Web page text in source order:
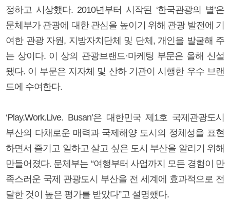
정하고 시상했다. 2010년부터 시작된 ‘한국관광의 별’은
문체부가 관광에 대한 관심을 높이기 위해 관광 발전에 기
여한 관광 자원, 지방자치단체 및 단체, 개인을 발굴해 주
는 상이다. 이 상의 관광브랜드·마케팅 부문은 올해 신설
됐다. 이 부문은 지자체 및 산하 기관이 시행한 우수 브랜
드에 수여한다.
‘Play.Work.Live. Busan’은 대한민국 제1호 국제관광도시
부산의 다채로운 매력과 국제해양 도시의 정체성을 표현
하면서 즐기고 일하고 살고 싶은 도시 부산을 알리기 위해
만들어졌다. 문체부는 “여행부터 사업까지 모든 경험이 만
족스러운 국제 관광도시 부산을 전 세계에 효과적으로 전
달한 것이 높은 평가를 받았다”고 설명했다.